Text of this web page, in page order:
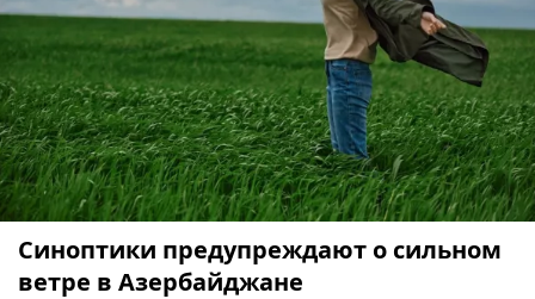
Синоптики предупреждают о сильном
ветре в Азербайджане